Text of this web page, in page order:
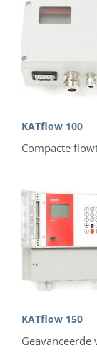
KATflow 100
Compacte
KATflow 150